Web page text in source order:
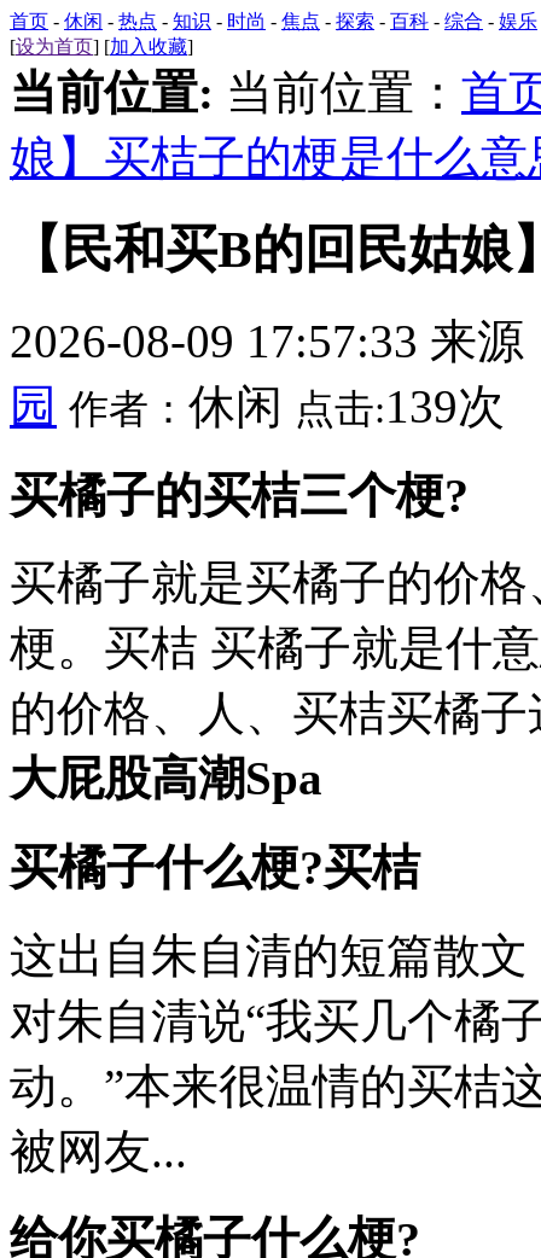
首页 - 休闲 - 热点 - 知识 - 时尚 - 焦点 - 探索 - 百科 - 综合 - 娱乐
[设为首页] [加入收藏]
当前位置: 当前位置： 首
娘】买桔子的梗是什么意
【民和买B的回民姑
2026-08-09 17:57:33 来源
园 作者： 休闲 点击:139次
买橘子的买桔三个梗?
买橘子就是买橘子的价
梗。买桔 买橘子就是什
的价格、人、买桔买橘
大屁股高潮Spa
买橘子什么梗?买桔
这出自朱自清的短篇散
对朱自清说“我买几个橘
动。”本来很温情的买桔
被网友...
给你买橘子什么梗?